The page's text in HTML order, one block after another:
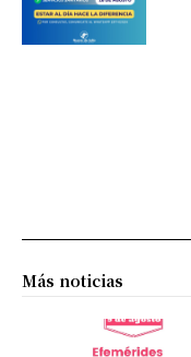
Más noticias